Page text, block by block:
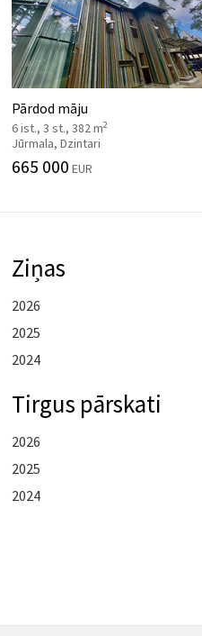
Pārdod māju
6 ist., 3 st., 382 m2
Jūrmala, Dzintari
665 000 EUR
Ziņas
2026
2025
2024
Tirgus pārskati
2026
2025
2024